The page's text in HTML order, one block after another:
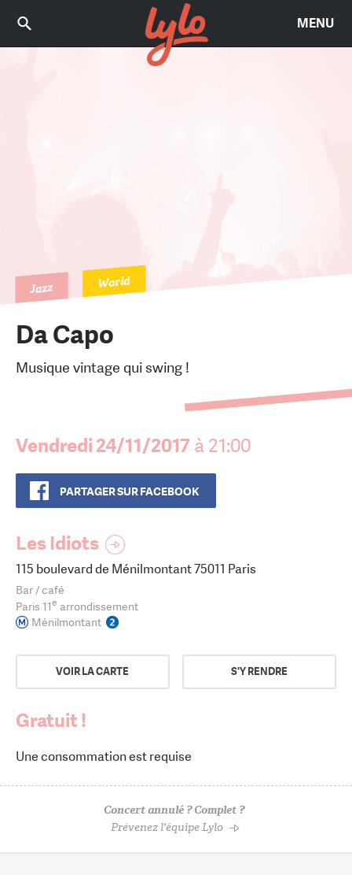
MENU
Jazz World
Da Capo
Musique vintage qui swing !
Vendredi 24/11/2017 à 21:00
PARTAGER SUR FACEBOOK
Les Idiots
115 boulevard de Ménilmontant 75011 Paris
Bar / café
Paris 11e arrondissement
Ménilmontant
VOIR LA CARTE S'Y RENDRE
Gratuit !
Une consommation est requise
Concert annulé ? Complet ?
Prévenez l'équipe Lylo